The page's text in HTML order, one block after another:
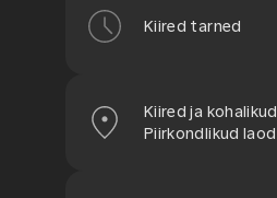
Kiired tarned
Kiired ja kohalikud
Piirkondlikud laod